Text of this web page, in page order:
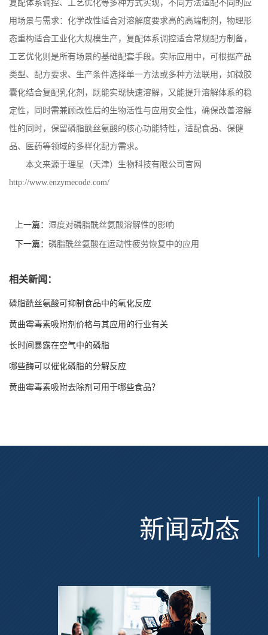
复配体系调控、工艺优化等多种方式实现，不同方法适配不同的应
用场景与需求：化学改性适合对溶解度要求高的高端制剂，物理形
态重构适合工业化大规模生产，复配体系调控适合常规配方制备，
工艺优化则是所有场景的基础配套手段。实际应用中，可根据产品
类型、配方要求、生产条件选择单一方法或多种方法联用，如微胶
囊化结合复配乳化剂，既能实现快速溶解，又能提升溶解体系的稳
定性，同时需兼顾改性后的生物活性与应用安全性，确保改善溶解
性的同时，保留磷脂酰丝氨酸的核心功能特性，适配食品、保健
品、医药等领域的多样化配方需求。
本文来源于理星（天津）生物科技有限公司官网
http://www.enzymecode.com/
上一篇： 湿度对磷脂酰丝氨酸溶解性的影响
下一篇： 磷脂酰丝氨酸在运动性疲劳恢复中的应用
相关新闻：
磷脂酰丝氨酸可抑制食品中的氧化反应
黄曲霉毒素吸附剂价格与其应用的行业有关
长时间暴露在空气中的磷脂
哪些酶可以催化磷脂的分解反应
黄曲霉毒素吸附去除剂可用于哪些食品？
新闻动态